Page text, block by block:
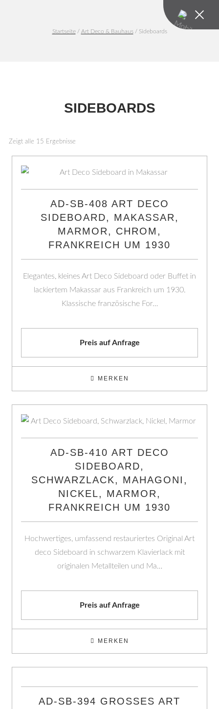
Startseite/ Art Deco & Bauhaus/ Sideboards
SIDEBOARDS
Art Deco & Bauhaus | Entdecken Sie unsere große Auswahl
Zeigt alle 15 Ergebnisse
AD-SB-408 ART DECO
SIDEBOARD, MAKASSAR,
MARMOR, CHROM,
FRANKREICH UM 1930
Elegantes, kleines Art Deco Sideboard oder Buffet in
lackiertem Makassar aus Frankreich um 1930.
Klassische französische For…
Preis auf Anfrage
MERKEN
AD-SB-410 ART DECO
SIDEBOARD,
SCHWARZLACK, MAHAGONI,
NICKEL, MARMOR,
FRANKREICH UM 1930
Hochwertiges, umfassend restauriertes Original Art
deco Sideboard in schwarzem Klavierlack mit
originalen Metallteilen und Ma…
Preis auf Anfrage
MERKEN
AD-SB-394 GROSSES ART D